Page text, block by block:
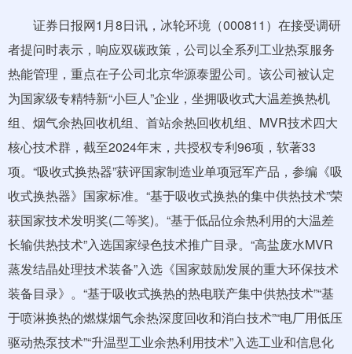
证券日报网1月8日讯，冰轮环境（000811）在接受调研
者提问时表示，响应双碳政策，公司以全系列工业热泵服务
热能管理，重点在子公司北京华源泰盟公司。该公司被认定
为国家级专精特新“小巨人”企业，坐拥吸收式大温差换热机
组、烟气余热回收机组、首站余热回收机组、MVR技术四大
核心技术群，截至2024年末，共授权专利96项，软著33
项。“吸收式换热器”获评国家制造业单项冠军产品，参编《吸
收式换热器》国家标准。“基于吸收式换热的集中供热技术”荣
获国家技术发明奖(二等奖)。“基于低品位余热利用的大温差
长输供热技术”入选国家绿色技术推广目录。“高盐废水MVR
蒸发结晶处理技术装备”入选《国家鼓励发展的重大环保技术
装备目录》。“基于吸收式换热的热电联产集中供热技术”“基
于喷淋换热的燃煤烟气余热深度回收和消白技术”“电厂用低压
驱动热泵技术”“升温型工业余热利用技术”入选工业和信息化